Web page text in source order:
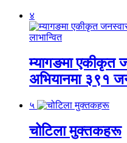
४
म्यागङमा एकीकृत
अभियानमा ३९१
५
चोटिला मुक्तकहरू